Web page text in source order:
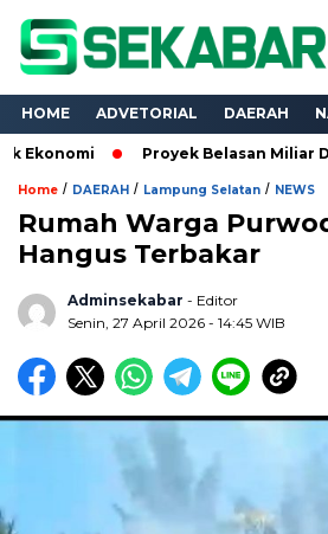
HOME ADVETORIAL DAERAH
Proyek Belasan Miliar Dinas
Home / DAERAH / Lampung Selatan / NEWS
Rumah Warga
Hangus Terbakar
Adminsekabar - Editor
Senin, 27 April 2026 - 14:45 WIB